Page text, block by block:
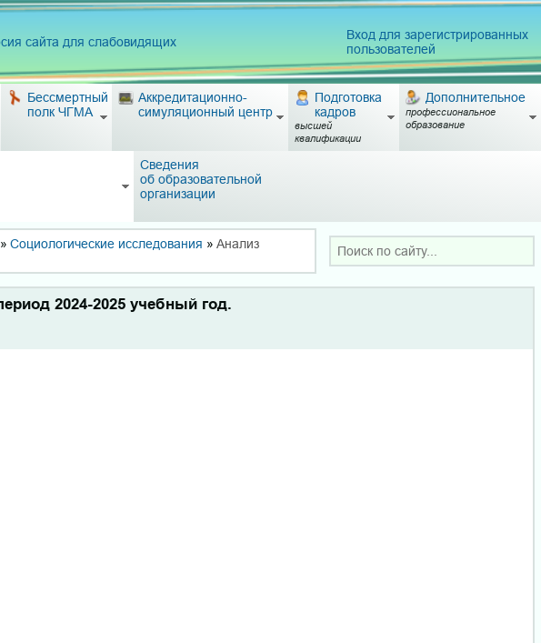
сайта для слабовидящих
Вход для зарегистрированных
пользователей
Бессмертный
полк ЧГМА
Аккредитационно-
симуляционный центр
Подготовка
кадров
высшей
квалификации
Дополнительное
профессиональное
образование
Сведения
об образовательной
организации
» Социологические исследования » Анализ
2024-2025 учебный год.